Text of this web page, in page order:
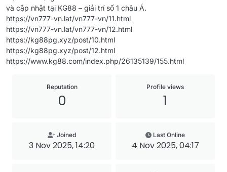
và cập nhật tại KG88 – giải trí số 1 châu Á.
https://vn777-vn.lat/vn777-vn/11.html
https://vn777-vn.lat/vn777-vn/12.html
https://kg88pg.xyz/post/10.html
https://kg88pg.xyz/post/12.html
https://www.kg88.com/index.php/26135139/155.html
Reputation
0
Profile views
1
Joined
3 Nov 2025, 14:20
Last Online
4 Nov 2025, 04:17